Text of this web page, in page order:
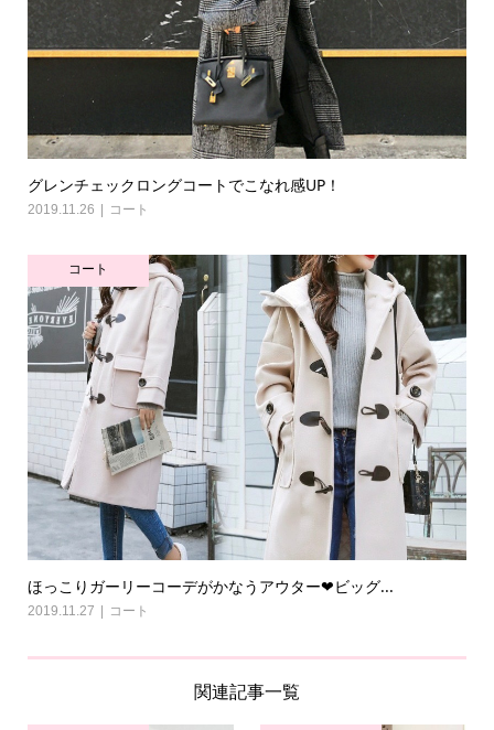
グレンチェックロングコートでこなれ感UP！
2019.11.26 コート
コート
ほっこりガーリーコーデがかなうアウター❤ビッグ...
2019.11.27 コート
関連記事一覧